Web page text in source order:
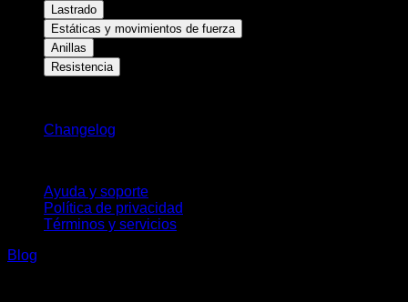
Lastrado
Estáticas y movimientos de fuerza
Anillas
Resistencia
Changelog
Ayuda y soporte
Política de privacidad
Términos y servicios
Blog